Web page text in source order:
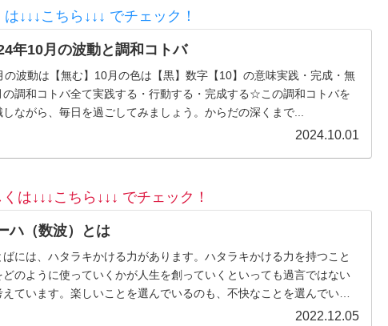
↓↓↓こちら↓↓↓ でチェック！
年10月の波動と調和コトバ
の波動は【無む】10月の色は【黒】数字【10】の意味実践・完成・無
の調和コトバ全て実践する・行動する・完成する☆この調和コトバを
しながら、毎日を過ごしてみましょう。からだの深くまで...
2024.10.01
は↓↓↓こちら↓↓↓ でチェック！
ハ（数波）とは
ばには、ハタラキかける力があります。ハタラキかける力を持つこと
どのように使っていくかが人生を創っていくといっても過言ではない
えています。楽しいことを選んでいるのも、不快なことを選んでいる
2022.12.05